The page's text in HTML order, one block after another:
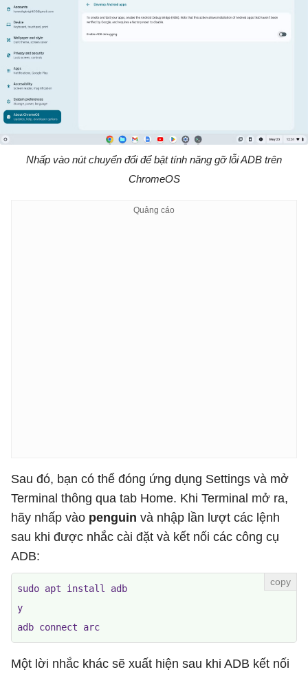
Nhấp vào nút chuyển đổi để bật tính năng gỡ lỗi ADB trên
ChromeOS
Sau đó, bạn có thể đóng ứng dụng Settings và mở
Terminal thông qua tab Home. Khi Terminal mở ra,
hãy nhấp vào penguin và nhập lần lượt các lệnh
sau khi được nhắc cài đặt và kết nối các công cụ
ADB:
sudo apt install adb
y
adb connect arc
Một lời nhắc khác sẽ xuất hiện sau khi ADB kết nối